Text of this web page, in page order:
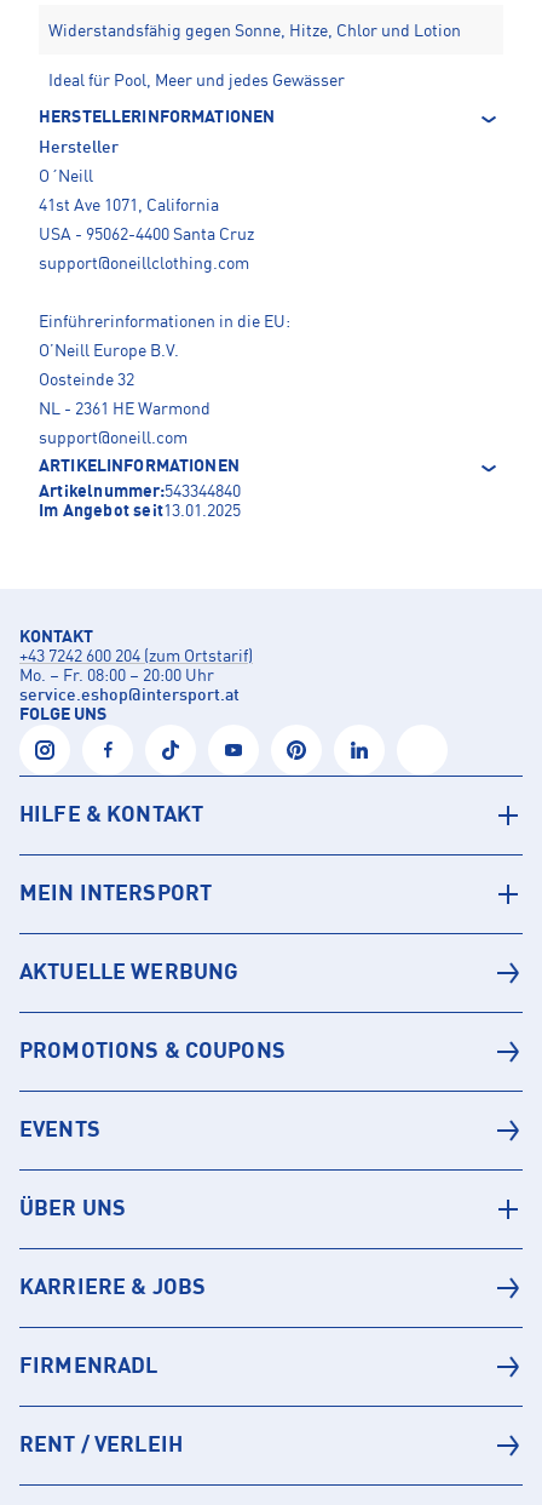
Widerstandsfähig gegen Sonne, Hitze, Chlor und Lotion
Ideal für Pool, Meer und jedes Gewässer
HERSTELLERINFORMATIONEN
Hersteller
O´Neill
41st Ave 1071, California
USA - 95062-4400 Santa Cruz
support@oneillclothing.com
Einführerinformationen in die EU:
O’Neill Europe B.V.
Oosteinde 32
NL - 2361 HE Warmond
support@oneill.com
ARTIKELINFORMATIONEN
Artikelnummer:543344840
Im Angebot seit13.01.2025
KONTAKT
+43 7242 600 204 (zum Ortstarif)
Mo. – Fr. 08:00 – 20:00 Uhr
service.eshop@intersport.at
FOLGE UNS
HILFE & KONTAKT
MEIN INTERSPORT
AKTUELLE WERBUNG
PROMOTIONS & COUPONS
EVENTS
ÜBER UNS
KARRIERE & JOBS
FIRMENRADL
RENT / VERLEIH